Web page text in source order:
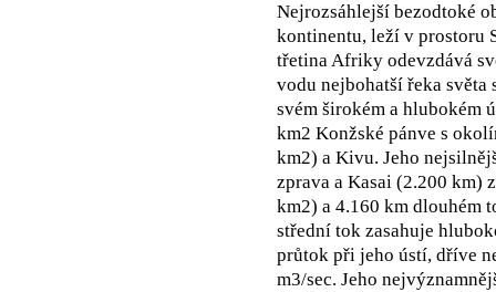
Nejrozsáhlejší bezodtoké
kontinentu, leží v prostoru
třetina Afriky odevzdává
vodu nejbohatší řeka světa
svém širokém a hlubokém
km2 Konžské pánve s
km2) a Kivu. Jeho
zprava a Kasai (2.200 km)
km2) a 4.160 km dlouhém
střední tok zasahuje
průtok při jeho ústí, dříve
m3/sec. Jeho